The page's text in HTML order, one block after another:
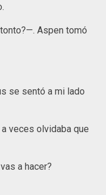
Aspen tomó
se sentó a mi lado
veces olvidaba que
a hacer?